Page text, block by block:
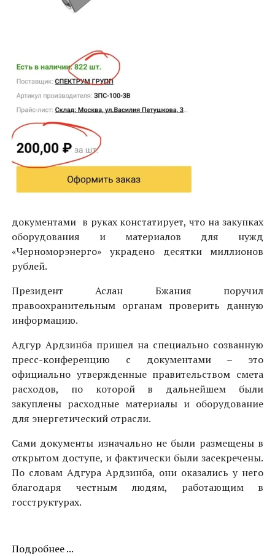
документами в руках констатирует, что на закупках
оборудования и материалов для нужд
«Черноморэнерго» украдено десятки миллионов
рублей.
Президент Аслан Бжания поручил
правоохранительным органам проверить данную
информацию.
Адгур Ардзинба пришел на специально созванную
пресс-конференцию с документами – это
официально утвержденные правительством смета
расходов, по которой в дальнейшем были
закуплены расходные материалы и оборудование
для энергетический отрасли.
Сами документы изначально не были размещены в
открытом доступе, и фактически были засекречены.
По словам Адгура Ардзинба, они оказались у него
благодаря честным людям, работающим в
госструктурах.
Подробнее ...